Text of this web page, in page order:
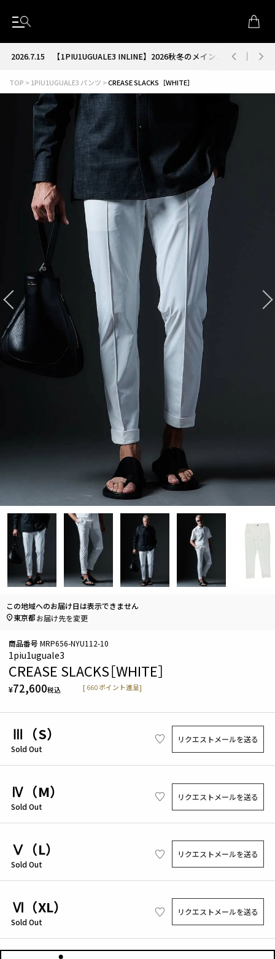
2026.7.15【1PIU1UGUALE3 INLINE】2026秋冬のメインコレクションが
TOP 1PIU1UGUALE3 パンツ CREASE SLACKS［WHITE］
1piu1uguale3
CREASE SLACKS［WHITE］
¥72,600税込 [ 660 ポイント進呈]
商品番号 MRP656-NYU112-10
Ⅲ（S）
Sold Out
リクエストメールを送る
Ⅳ（M）
Sold Out
リクエストメールを送る
Ⅴ（L）
Sold Out
リクエストメールを送る
Ⅵ（XL）
Sold Out
リクエストメールを送る
この地域へのお届け日は表示できません
東京都お届け先を変更